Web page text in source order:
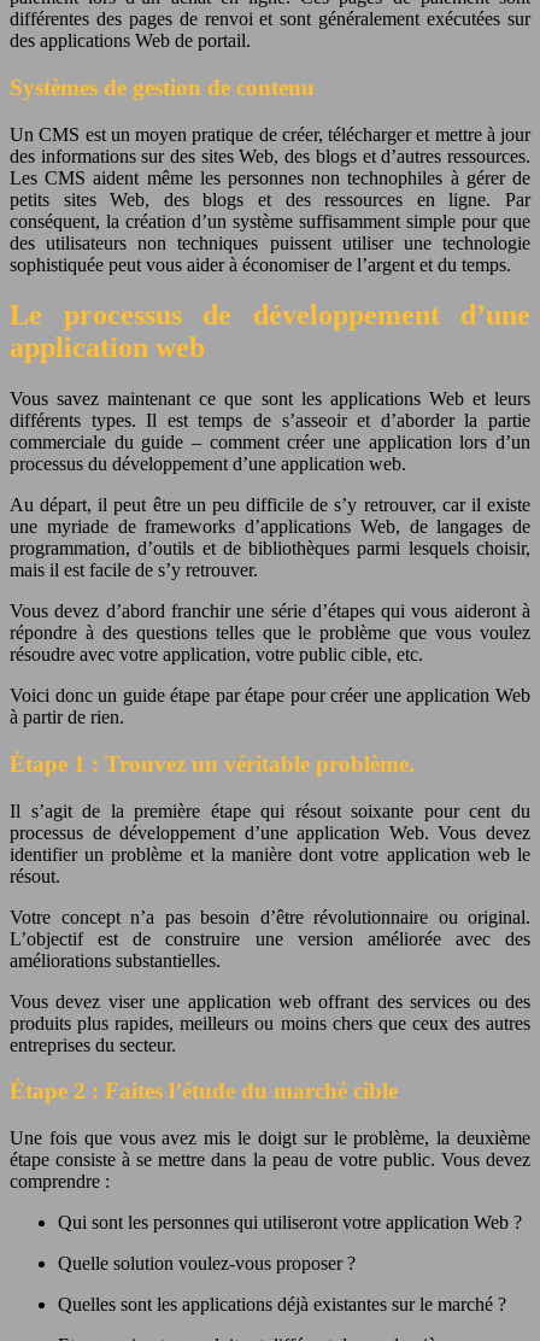
différentes des pages de renvoi et sont généralement exécutées sur
des applications Web de portail.
Systèmes de gestion de contenu
Un CMS est un moyen pratique de créer, télécharger et mettre à jour
des informations sur des sites Web, des blogs et d’autres ressources.
Les CMS aident même les personnes non technophiles à gérer de
petits sites Web, des blogs et des ressources en ligne. Par
conséquent, la création d’un système suffisamment simple pour que
des utilisateurs non techniques puissent utiliser une technologie
sophistiquée peut vous aider à économiser de l’argent et du temps.
Le processus de développement d’une
application web
Vous savez maintenant ce que sont les applications Web et leurs
différents types. Il est temps de s’asseoir et d’aborder la partie
commerciale du guide – comment créer une application lors d’un
processus du développement d’une application web.
Au départ, il peut être un peu difficile de s’y retrouver, car il existe
une myriade de frameworks d’applications Web, de langages de
programmation, d’outils et de bibliothèques parmi lesquels choisir,
mais il est facile de s’y retrouver.
Vous devez d’abord franchir une série d’étapes qui vous aideront à
répondre à des questions telles que le problème que vous voulez
résoudre avec votre application, votre public cible, etc.
Voici donc un guide étape par étape pour créer une application Web
à partir de rien.
Étape 1 : Trouvez un véritable problème.
Il s’agit de la première étape qui résout soixante pour cent du
processus de développement d’une application Web. Vous devez
identifier un problème et la manière dont votre application web le
résout.
Votre concept n’a pas besoin d’être révolutionnaire ou original.
L’objectif est de construire une version améliorée avec des
améliorations substantielles.
Vous devez viser une application web offrant des services ou des
produits plus rapides, meilleurs ou moins chers que ceux des autres
entreprises du secteur.
Étape 2 : Faites l’étude du marché cible
Une fois que vous avez mis le doigt sur le problème, la deuxième
étape consiste à se mettre dans la peau de votre public. Vous devez
comprendre :
Qui sont les personnes qui utiliseront votre application Web ?
Quelle solution voulez-vous proposer ?
Quelles sont les applications déjà existantes sur le marché ?